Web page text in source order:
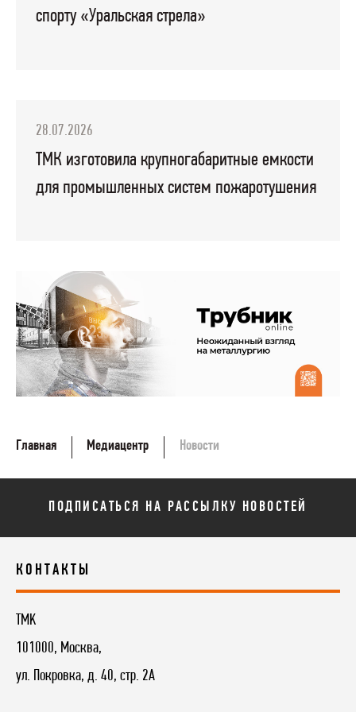
спорту «Уральская стрела»
28.07.2026
ТМК изготовила крупногабаритные емкости
для промышленных систем пожаротушения
Главная Медиацентр Новости
ПОДПИСАТЬСЯ НА РАССЫЛКУ НОВОСТЕЙ
КОНТАКТЫ
TMK
101000, Москва,
ул. Покровка, д. 40, стр. 2А